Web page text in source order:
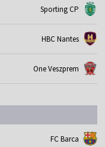
Sporting CP
HBC Nantes
One Veszprem
FC Barca